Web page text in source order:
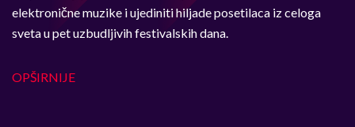
elektronične muzike i ujediniti hiljade posetilaca iz celoga
sveta u pet uzbudljivih festivalskih dana.
OPŠIRNIJE